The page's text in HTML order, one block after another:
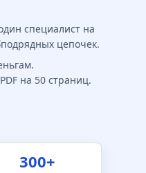
специалист на
цепочек.
на 50 страниц.
300+